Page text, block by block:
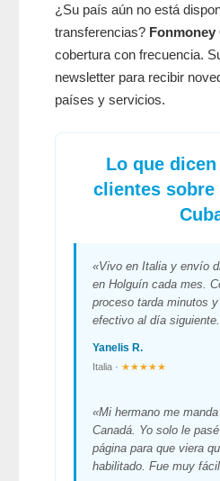
¿Su país aún no está
transferencias? Fonmoney
cobertura con frecuencia.
newsletter para recibir
países y servicios.
Lo que
clientes sobre
«Vivo en Italia y envío
en Holguín cada mes.
proceso tarda minutos
efectivo al día
Yanelis R.
Italia · ★★★★★
«Mi hermano me
Canadá. Yo solo le
página para que viera
habilitado. Fue muy